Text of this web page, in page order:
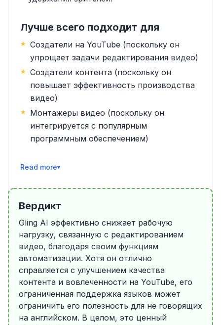
Лучше всего подходит для
Создатели на YouTube (поскольку он
упрощает задачи редактирования видео)
Создатели контента (поскольку он
повышает эффективность производства
видео)
Монтажеры видео (поскольку он
интегрируется с популярным
программным обеспечением)
Читать далее
Вердикт
Gling AI эффективно снижает рабочую
нагрузку, связанную с редактированием
видео, благодаря своим функциям
автоматизации. Хотя он отлично
справляется с улучшением качества
контента и вовлеченности на YouTube, его
ограниченная поддержка языков может
ограничить его полезность для не говорящих
на английском. В целом, это ценный